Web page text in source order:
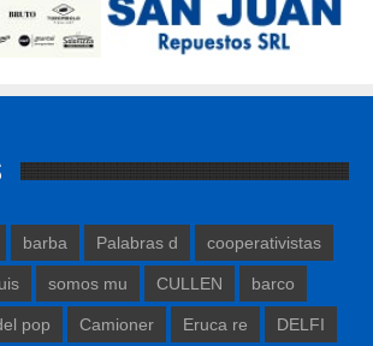
barba Palabras d cooperativistas
somos mu CULLEN barco
pop Camioner Eruca re DELFI